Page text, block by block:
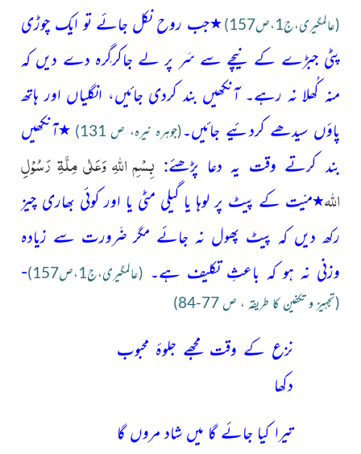
(عالمگیری،ج1،ص157) ٭جب روح نکل جائے تو ایک چوڑی
پٹی جبڑے کے نیچے سے سَر پر لے جاکرگِرہ دے دیں کہ
منہ کُھلا نہ رہے۔ آنکھیں بند کردی جائیں، انگلیاں اور ہاتھ
پاؤں سیدھے کردئیے جائیں۔(جوہرہ نیرہ، ص 131) ٭آنکھیں
بند کرتے وقت یہ دعا پڑھئے: بِسْمِ اللہِ وَعَلٰی مِلَّۃِ رَسُوْلِِ
اللہ٭میّت کے پیٹ پر لوہا یا گیلی مٹی یا اور کوئی بھاری چیز
رکھ دیں کہ پیٹ پھول نہ جائے مگر ضَرورت سے زیادہ
وزنی نہ ہو کہ باعثِ تکلیف ہے۔ (عالمگیری،ج1،ص157) -
(تجہیز و تکفین کا طریقہ ، ص 77-84)
نزع کے وقت مجھے جلوۂ محبوب
دکھا
تیرا کیا جائے گا میں شاد مروں گا